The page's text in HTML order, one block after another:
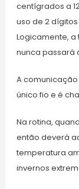
centígrados a
uso de 2
Logicamente,
nunca passará
A
único fio e é
Na rotina,
então deverá
temperatura
invernos